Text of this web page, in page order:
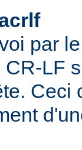
par
LF
Ceci